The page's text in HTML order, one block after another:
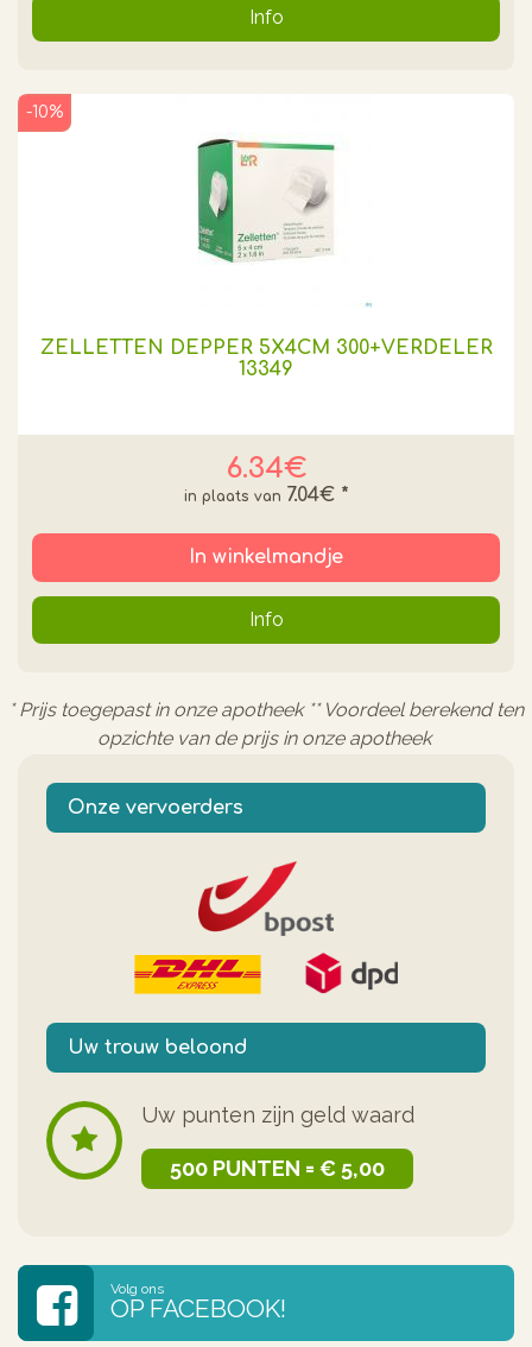
Info
ZELLETTEN DEPPER 5X4CM 300+VERDELER
13349
6.34€
-10%
7.04€ *
In winkelmandje
Info
* Prijs toegepast in onze apotheek ** Voordeel berekend ten
opzichte van de prijs in onze apotheek
Onze vervoerders
Uw trouw beloond
Uw punten zijn geld waard
500 PUNTEN = € 5,00
Volg ons
OP FACEBOOK!